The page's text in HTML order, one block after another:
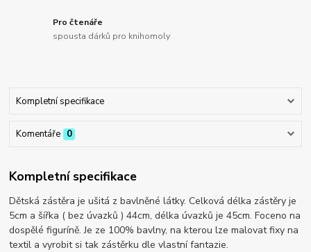
Pro čtenáře
spousta dárků pro knihomoly
Kompletní specifikace
Komentáře 0
Kompletní specifikace
Dětská zástěra je ušitá z bavlněné látky. Celková délka zástěry je
5cm a šířka ( bez úvazků ) 44cm, délka úvazků je 45cm. Foceno na
dospělé figuríně. Je ze 100% bavlny, na kterou lze malovat fixy na
textil a vyrobit si tak zástěrku dle vlastní fantazie.